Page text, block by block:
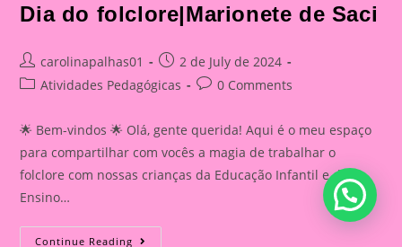
Dia do folclore|Marionete de Saci
Post
author:
carolinapalhas01
Post
published:
2 de July de 2024
PostAtividades Pedagógicas
Post0 Comments
🌟 Bem-vindos 🌟 Olá, gente querida! Aqui é o meu espaço
para compartilhar com vocês a magia de trabalhar o
folclore com nossas crianças da Educação Infantil e do
Ensino…
Continue Reading Dia